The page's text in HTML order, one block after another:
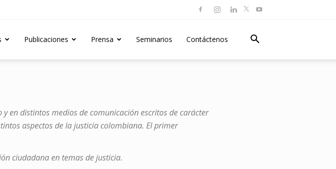
Publicaciones Prensa Seminarios Contáctenos
en distintos medios de comunicación escritos de carácter
aspectos de la justicia colombiana. El primer
ciudadana en temas de justicia.